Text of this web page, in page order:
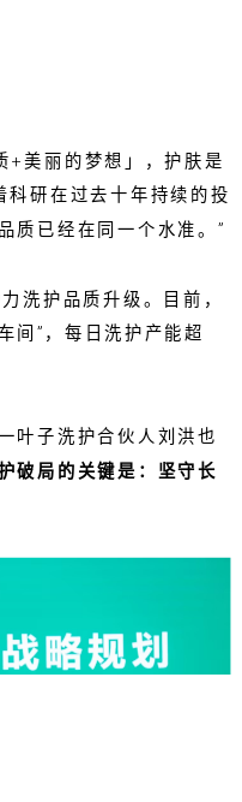
+美丽的梦想」，护肤是
科研在过去十年持续的投
质已经在同一个水准。”
洗护品质升级。目前，
间”，每日洗护产能超
叶子洗护合伙人刘洪也
破局的关键是：坚守长